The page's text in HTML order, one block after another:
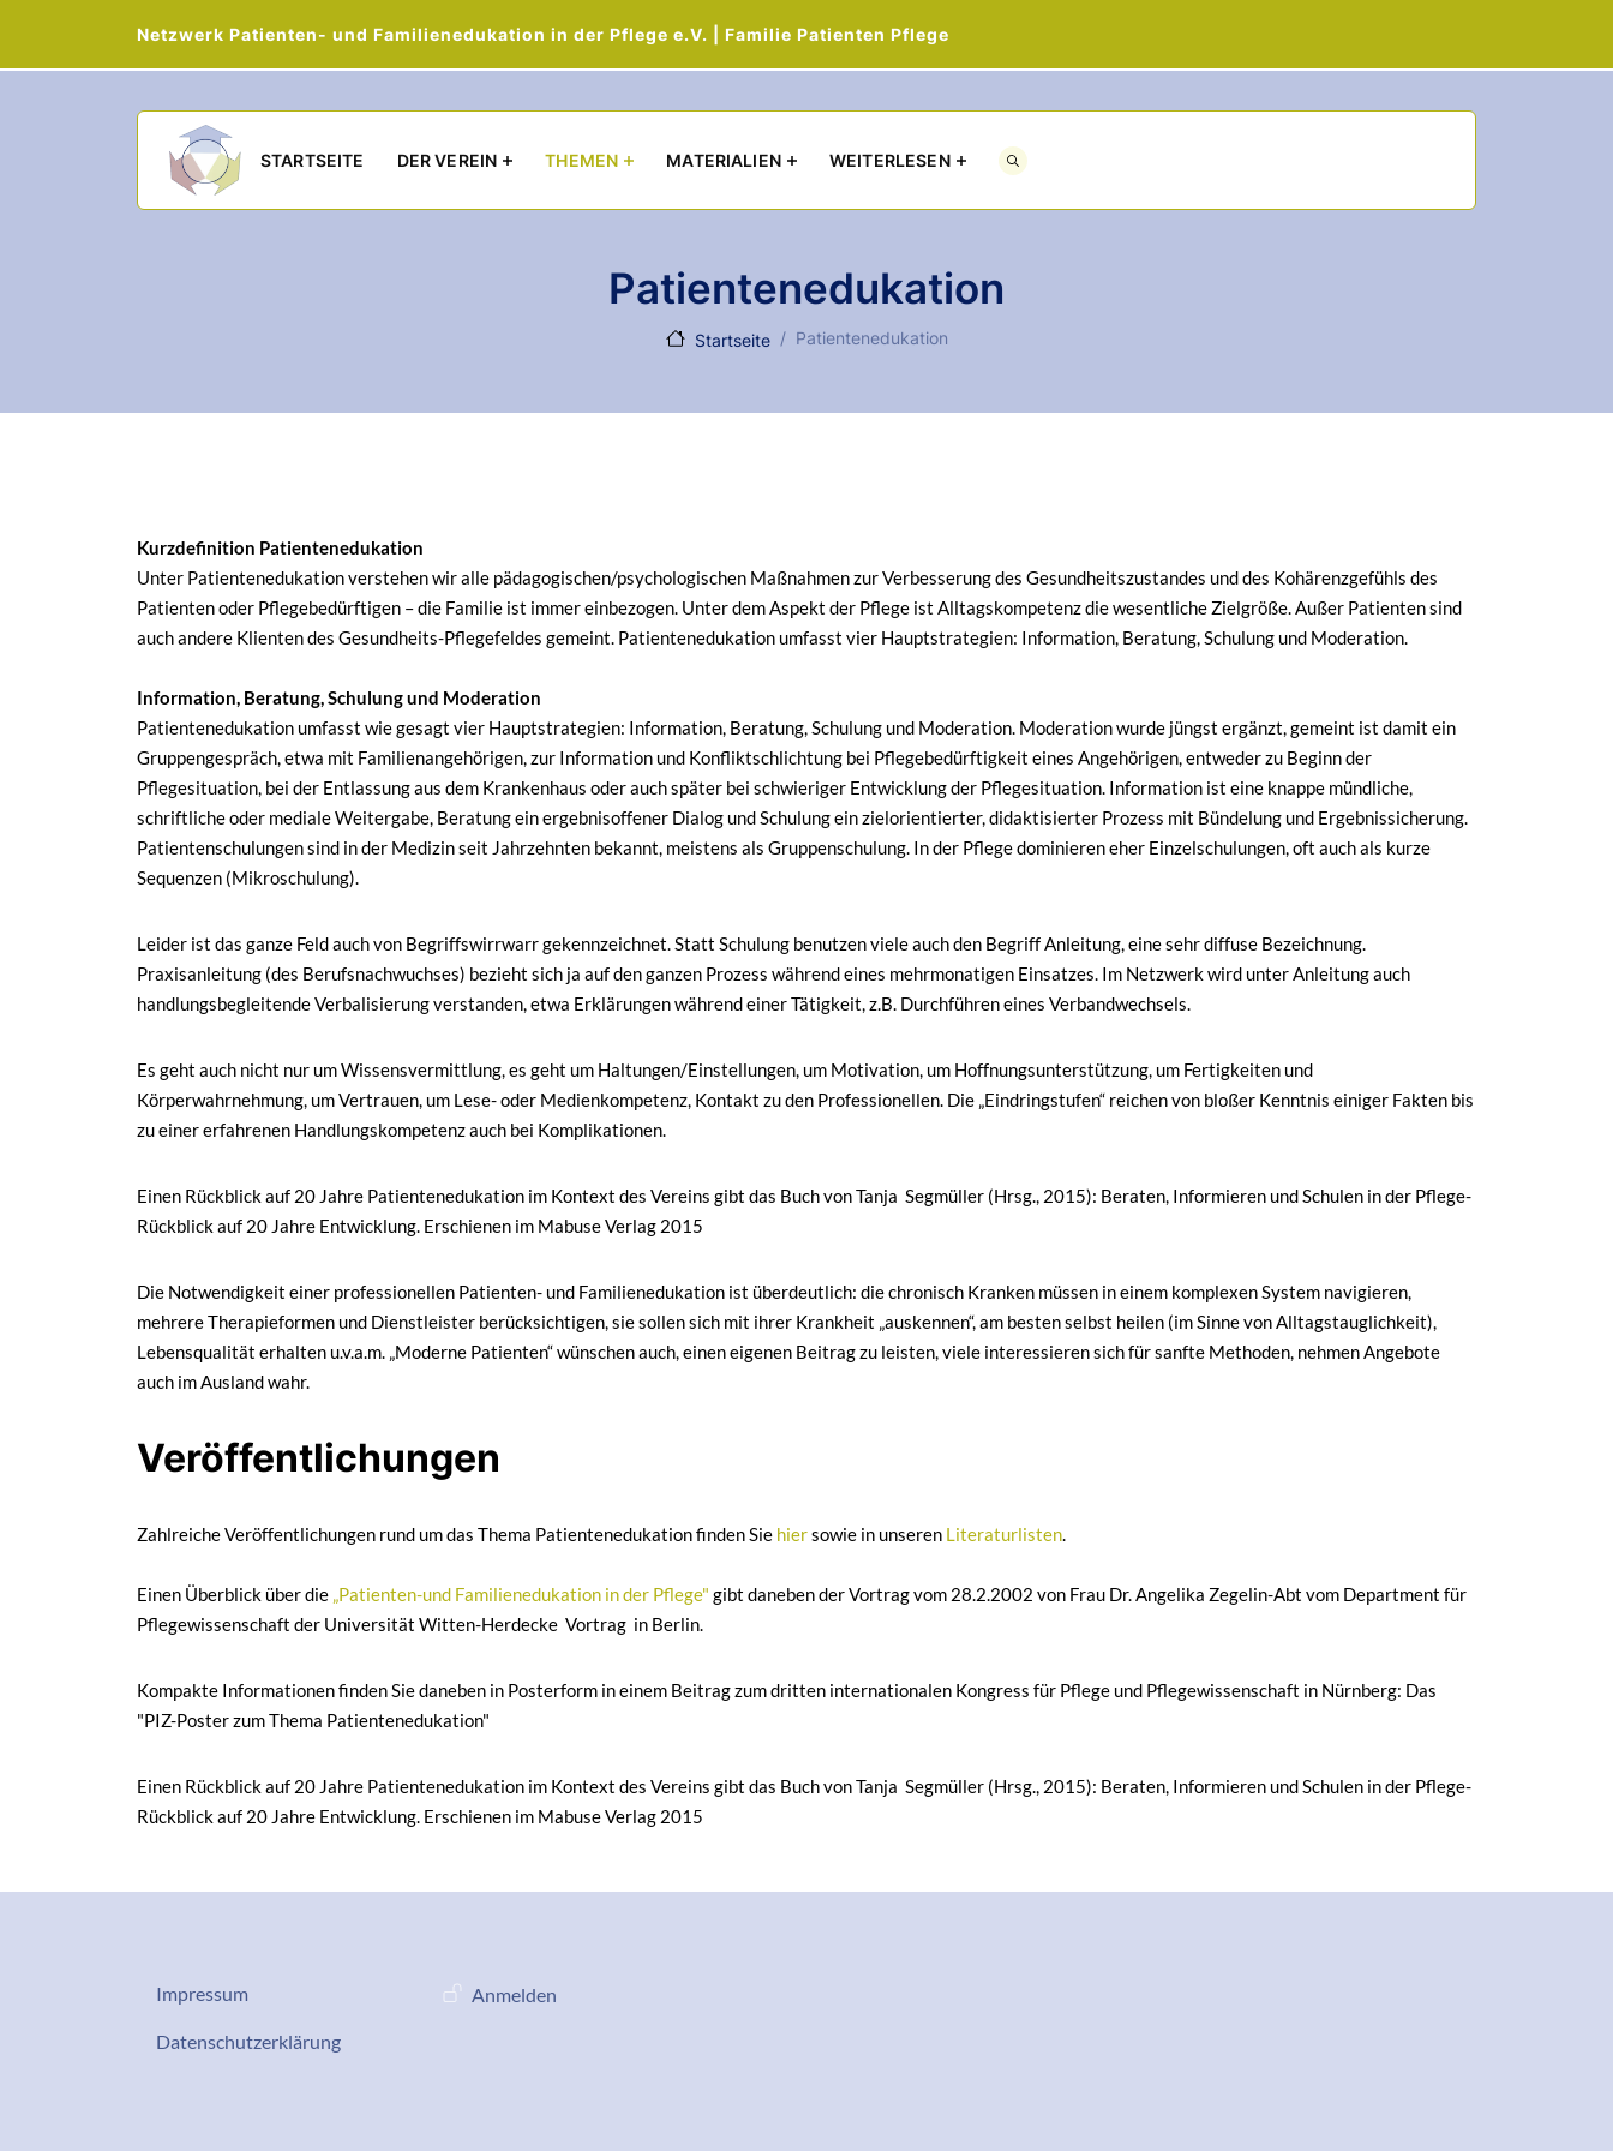
Netzwerk Patienten- und Familienedukation in der Pflege e.V. | Familie Patienten Pflege
STARTSEITE DER VEREIN THEMEN MATERIALIEN WEITERLESEN
Patientenedukation
Startseite Patientenedukation
Kurzdefinition Patientenedukation
Unter Patientenedukation verstehen wir alle pädagogischen/psychologischen Maßnahmen zur Verbesserung des Gesundheitszustandes und des Kohärenzgefühls des
Patienten oder Pflegebedürftigen – die Familie ist immer einbezogen. Unter dem Aspekt der Pflege ist Alltagskompetenz die wesentliche Zielgröße. Außer Patienten sind
auch andere Klienten des Gesundheits-Pflegefeldes gemeint. Patientenedukation umfasst vier Hauptstrategien: Information, Beratung, Schulung und Moderation.
Information, Beratung, Schulung und Moderation
Patientenedukation umfasst wie gesagt vier Hauptstrategien: Information, Beratung, Schulung und Moderation. Moderation wurde jüngst ergänzt, gemeint ist damit ein
Gruppengespräch, etwa mit Familienangehörigen, zur Information und Konfliktschlichtung bei Pflegebedürftigkeit eines Angehörigen, entweder zu Beginn der
Pflegesituation, bei der Entlassung aus dem Krankenhaus oder auch später bei schwieriger Entwicklung der Pflegesituation. Information ist eine knappe mündliche,
schriftliche oder mediale Weitergabe, Beratung ein ergebnisoffener Dialog und Schulung ein zielorientierter, didaktisierter Prozess mit Bündelung und Ergebnissicherung.
Patientenschulungen sind in der Medizin seit Jahrzehnten bekannt, meistens als Gruppenschulung. In der Pflege dominieren eher Einzelschulungen, oft auch als kurze
Sequenzen (Mikroschulung).
Leider ist das ganze Feld auch von Begriffswirrwarr gekennzeichnet. Statt Schulung benutzen viele auch den Begriff Anleitung, eine sehr diffuse Bezeichnung.
Praxisanleitung (des Berufsnachwuchses) bezieht sich ja auf den ganzen Prozess während eines mehrmonatigen Einsatzes. Im Netzwerk wird unter Anleitung auch
handlungsbegleitende Verbalisierung verstanden, etwa Erklärungen während einer Tätigkeit, z.B. Durchführen eines Verbandwechsels.
Es geht auch nicht nur um Wissensvermittlung, es geht um Haltungen/Einstellungen, um Motivation, um Hoffnungsunterstützung, um Fertigkeiten und
Körperwahrnehmung, um Vertrauen, um Lese- oder Medienkompetenz, Kontakt zu den Professionellen. Die „Eindringstufen“ reichen von bloßer Kenntnis einiger Fakten bis
zu einer erfahrenen Handlungskompetenz auch bei Komplikationen.
Einen Rückblick auf 20 Jahre Patientenedukation im Kontext des Vereins gibt das Buch von Tanja Segmüller (Hrsg., 2015): Beraten, Informieren und Schulen in der Pflege-
Rückblick auf 20 Jahre Entwicklung. Erschienen im Mabuse Verlag 2015
Die Notwendigkeit einer professionellen Patienten- und Familienedukation ist überdeutlich: die chronisch Kranken müssen in einem komplexen System navigieren,
mehrere Therapieformen und Dienstleister berücksichtigen, sie sollen sich mit ihrer Krankheit „auskennen“, am besten selbst heilen (im Sinne von Alltagstauglichkeit),
Lebensqualität erhalten u.v.a.m. „Moderne Patienten“ wünschen auch, einen eigenen Beitrag zu leisten, viele interessieren sich für sanfte Methoden, nehmen Angebote
auch im Ausland wahr.
Veröffentlichungen
Zahlreiche Veröffentlichungen rund um das Thema Patientenedukation finden Sie hiersowie in unseren Literaturlisten
Einen Überblick über die „Patienten-und Familienedukation in der Pflege" gibt daneben der Vortrag vom 28.2.2002 von Frau Dr. Angelika Zegelin-Abt vom Department für
Pflegewissenschaft der Universität Witten-Herdecke Vortrag in Berlin.
Kompakte Informationen finden Sie daneben in Posterform in einem Beitrag zum dritten internationalen Kongress für Pflege und Pflegewissenschaft in Nürnberg: Das
"PIZ-Poster zum Thema Patientenedukation"
Einen Rückblick auf 20 Jahre Patientenedukation im Kontext des Vereins gibt das Buch von Tanja Segmüller (Hrsg., 2015): Beraten, Informieren und Schulen in der Pflege-
Rückblick auf 20 Jahre Entwicklung. Erschienen im Mabuse Verlag 2015
Datenschutz-Impressum
Impressum
Services
Datenschutzerklärung
Benutzermenü
Anmelden